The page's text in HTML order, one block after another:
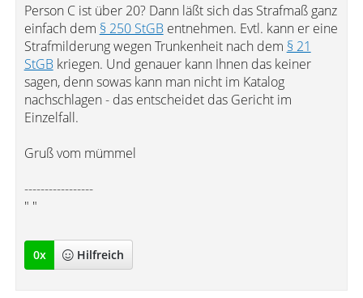
Person C ist über 20? Dann läßt sich das Strafmaß ganz
einfach dem § 250 StGBentnehmen. Evtl. kann er eine
Strafmilderung wegen Trunkenheit nach dem § 21
StGBkriegen. Und genauer kann Ihnen das keiner
sagen, denn sowas kann man nicht im Katalog
nachschlagen - das entscheidet das Gericht im
Einzelfall.
Gruß vom mümmel
-----------------
" "
0x Hilfreich